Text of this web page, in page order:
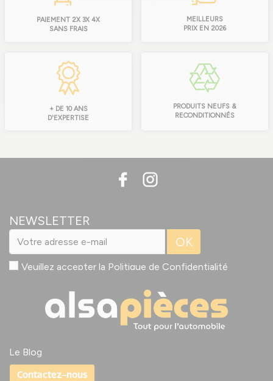
PAIEMENT 2X 3X 4X
SANS FRAIS
MEILLEURS
PRIX EN 2026
+ DE 10 ANS
D'EXPERTISE
PRODUITS NEUFS &
RECONDITIONNÉS
NEWSLETTER
OK
Veuillez accepter la Politique de Confidentialité
Le Blog
Contactez-nous